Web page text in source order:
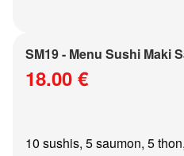
SM19 - Menu Sushi Maki
18.00 €
10 sushis, 5 saumon, 5